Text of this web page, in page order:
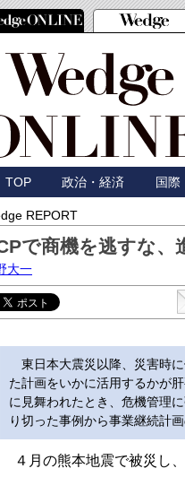
TOP 政治・経済 国際
REPORT
で商機を逃すな、
大一
東日本大震災以降、災害時
た計画をいかに活用するかが
に見舞われたとき、危機管理
り切った事例から事業継続計
４月の熊本地震で被災し